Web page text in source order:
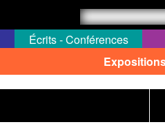
Écrits - Conférences